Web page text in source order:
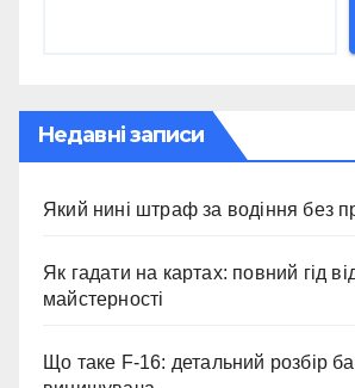
Недавні записи
Який нині штраф за водіння без
Як гадати на картах: повний гід
майстерності
Що таке F-16: детальний розбір